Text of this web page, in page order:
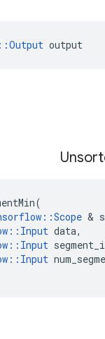
output
(
::Scope &
:: Input data,
:: Input
:: Input